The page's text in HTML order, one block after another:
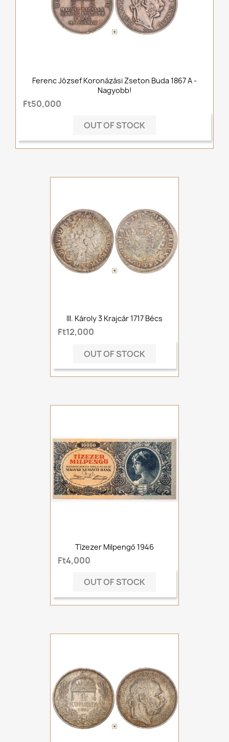
Ferenc József Koronázási Zseton Buda 1867 A -
Nagyobb!
Ft50,000
OUT OF STOCK
III. Károly 3 Krajcár 1717 Bécs
Ft12,000
OUT OF STOCK
Tízezer Milpengő 1946
Ft4,000
OUT OF STOCK